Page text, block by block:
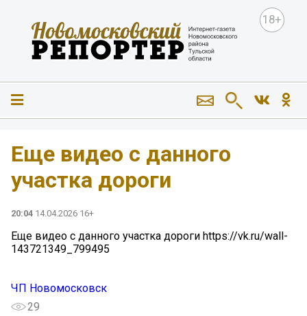
18+
️Еще видео с данного
участка дороги
20:04 14.04.2026 16+
️Еще видео с данного участка дороги https://vk.ru/wall-
143721349_799495
ЧП Новомосковск
29